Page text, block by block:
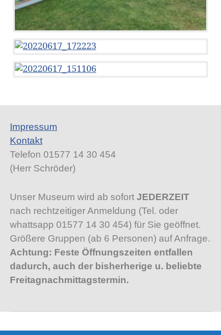
Impressum
Kontakt
Telefon 01577 14 30 454
(Herr Schröder)
Unser Museum wird ab sofort JEDERZEIT
nach rechtzeitiger Anmeldung (Tel. oder
whattsapp 01577 14 30 454) für Sie geöffnet.
Größere Gruppen (ab 6 Personen) auf Anfrage.
Achtung: Feste Öffnungszeiten entfallen
dadurch, auch der bisherherige u. beliebte
Freitagnachmittagstermin.